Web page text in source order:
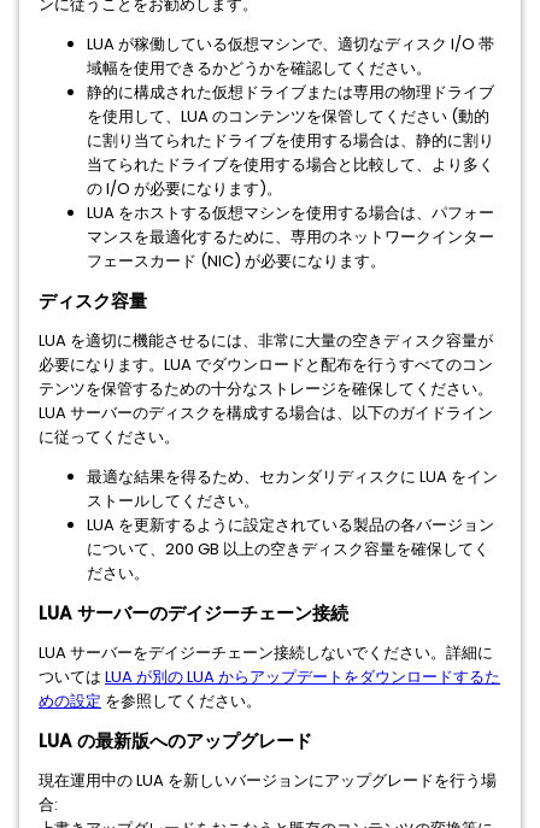
LUA が稼働している仮想マシンで、適切なディスク I/O 帯
域幅を使用できるかどうかを確認してください。
静的に構成された仮想ドライブまたは専用の物理ドライブ
を使用して、LUA のコンテンツを保管してください (動的
に割り当てられたドライブを使用する場合は、静的に割り
当てられたドライブを使用する場合と比較して、より多く
の I/O が必要になります)。
LUA をホストする仮想マシンを使用する場合は、パフォー
マンスを最適化するために、専用のネットワークインター
フェースカード (NIC) が必要になります。
ディスク容量
LUA を適切に機能させるには、非常に大量の空きディスク容量が
必要になります。LUA でダウンロードと配布を行うすべてのコン
テンツを保管するための十分なストレージを確保してください。
LUA サーバーのディスクを構成する場合は、以下のガイドライン
に従ってください。
最適な結果を得るため、セカンダリディスクに LUA をイン
ストールしてください。
LUA を更新するように設定されている製品の各バージョン
について、200 GB 以上の空きディスク容量を確保してく
ださい。
LUA サーバーのデイジーチェーン接続
LUA サーバーをデイジーチェーン接続しないでください。詳細に
ついては LUA が別の LUA からアップデートをダウンロードするた
めの設定 を参照してください。
LUA の最新版へのアップグレード
現在運用中の LUA を新しいバージョンにアップグレードを行う場
合: